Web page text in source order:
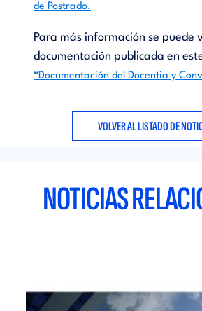
de Postrado.
Para más información se puede
documentación publicada en
“Documentación del Docentia y
VOLVER AL LISTADO DE
NOTICIAS